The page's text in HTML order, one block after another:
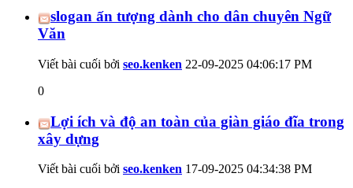
slogan ấn tượng dành cho dân chuyên Ngữ
Văn
Viết bài cuối bởi seo.kenken 22-09-2025 04:06:17 PM
0
Lợi ích và độ an toàn của giàn giáo đĩa trong
xây dựng
Viết bài cuối bởi seo.kenken 17-09-2025 04:34:38 PM